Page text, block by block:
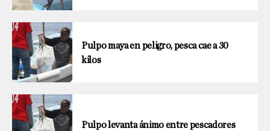
Pulpo maya en peligro, pesca cae a 30
kilos
Pulpo levanta ánimo entre pescadores